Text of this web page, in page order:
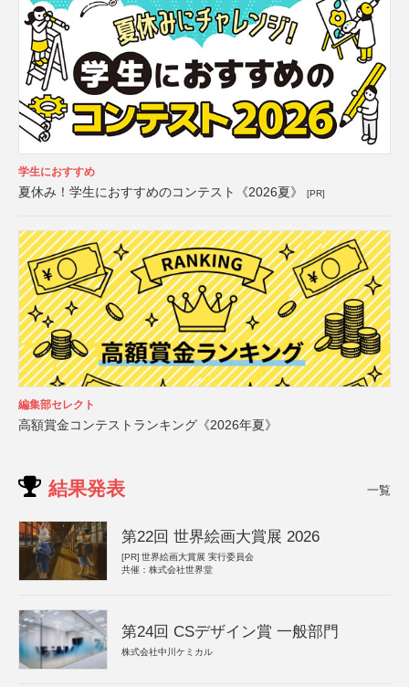
学生におすすめ
夏休み！学生におすすめのコンテスト《2026夏》 [PR]
編集部セレクト
高額賞金コンテストランキング《2026年夏》
結果発表 一覧
第22回 世界絵画大賞展 2026
[PR] 世界絵画大賞展 実行委員会
共催：株式会社世界堂
第24回 CSデザイン賞 一般部門
株式会社中川ケミカル